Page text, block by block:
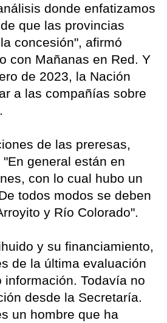
donde enfatizamos
que las provincias
concesión", afirmó
con Mañanas en Red. Y
de 2023, la Nación
a las compañías sobre
de las preresas,
general están en
con lo cual hubo un
todos modos se deben
y Río Colorado".
y su financiamiento,
de la última evaluación
información. Todavía no
desde la Secretaría.
un hombre que ha